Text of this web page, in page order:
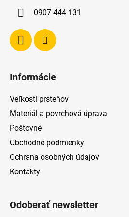
0907 444 131
Informácie
Veľkosti prsteňov
Materiál a povrchová úprava
Poštovné
Obchodné podmienky
Ochrana osobných údajov
Kontakty
Odoberať newsletter